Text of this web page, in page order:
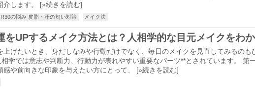
介します。 [»続きを読む]
R30の悩み 皮脂・汗の匂い対策 メイク法
をUPするメイク方法とは？人相学的な目元メイクをわ
上げたいとき、身だしなみや行動だけでなく、毎日のメイクを見直してみるの
相学では意志や判断力、行動力が表れやすい重要なパーツ**とされています。 第
感や前向きな印象を与えたい方にとって、 [»続きを読む]